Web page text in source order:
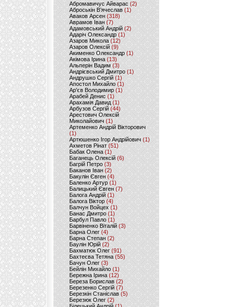
Абромавичус Айварас (2)
Аброськін В’ячеслав(1)
Аваков Арсен (318)
Аврамов Іван (7)
Адамовський Андрій(2)
Адаріч Олександр (1)
Азаров Микола (12)
Азаров Олексій (9)
Акименко Олександр(1)
Акімова Ірина(13)
Альперін Вадим (3)
Андрієвський Дмитро(1)
Андрушко Сергій(1)
Апостол Михайло(1)
Ар'єв Володимир (1)
Арабей Денис(1)
Арахамія Давид (1)
Арбузов Сергій (44)
Арестович Олексій
Миколайович(1)
Артеменко Андрій Вікторович
(1)
Артюшенко Ігор Андрійович(1)
Ахметов Рінат(51)
Бабак Олена(1)
Баганець Олексій(6)
Багрій Петро (3)
Баканов Іван(2)
Бакулін Євген (4)
Баленко Артур(1)
Балицький Євген(7)
Балога Андрій (1)
Балога Віктор (4)
Балчун Войцех (1)
Банас Дмитро (1)
Барбул Павло(1)
Барвіненко Віталій(3)
Барна Олег (4)
Барна Степан (2)
Баулін Юрій (2)
Бахматюк Олег (91)
Бахтеєва Тетяна(55)
Бачун Олег (3)
Бейлін Михайло (1)
Бережна Ірина(12)
Береза Борислав(2)
Березенко Сергій (7)
Березкін Станіслав (5)
Березюк Олег(2)